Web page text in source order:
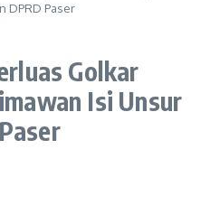
DPRD Paser
Golkar
Isi Unsur